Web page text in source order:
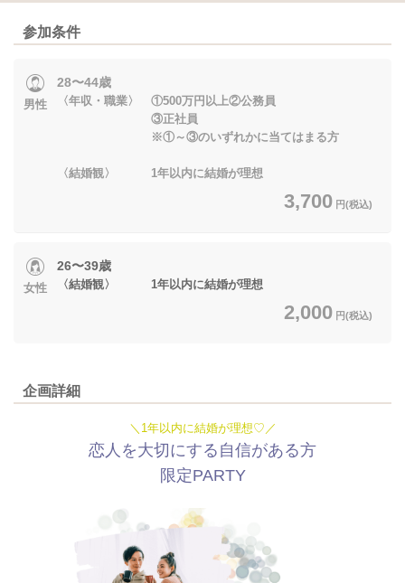
参加条件
男性
28〜44歳
〈年収・職業〉 ①500万円以上②公務員
③正社員
※①～③のいずれかに当てはまる方
〈結婚観〉 1年以内に結婚が理想
3,700 円(税込)
女性
26〜39歳
〈結婚観〉 1年以内に結婚が理想
2,000 円(税込)
企画詳細
＼1年以内に結婚が理想♡／
恋人を大切にする自信がある方
限定PARTY